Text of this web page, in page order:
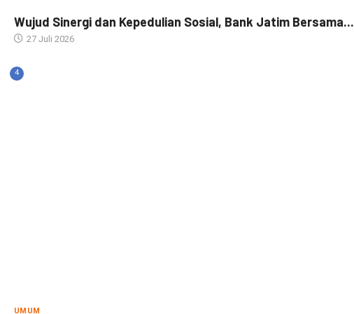
Wujud Sinergi dan Kepedulian Sosial, Bank Jatim Bersama...
27 Juli 2026
4
UMUM